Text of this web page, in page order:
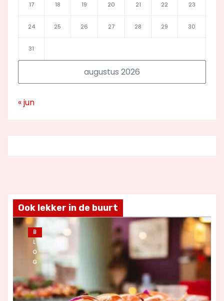
augustus 2026
17 18 19 20 21 22 23
24 25 26 27 28 29 30
31
« jun
Ook lekker in de buurt
B
L
O
G